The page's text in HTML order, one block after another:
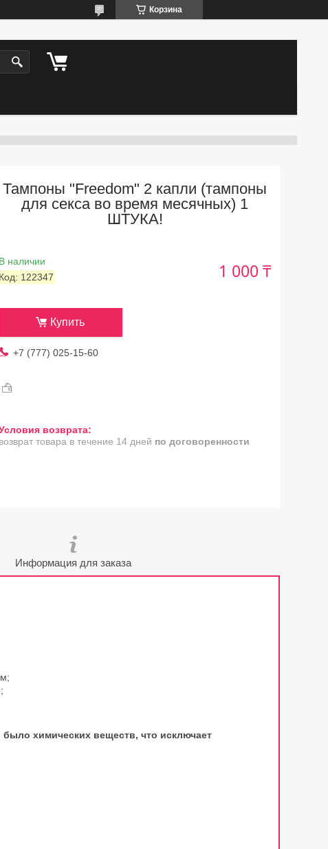
Корзина
Тампоны "Freedom" 2 капли (тампоны
для секса во время месячных) 1
ШТУКА!
В наличии
Код: 122347 1 000 ₸
Купить
+7 (777) 025-15-60
возврат товара в течение 14 дней по договоренности
Информация для заказа
химических веществ, что исключает